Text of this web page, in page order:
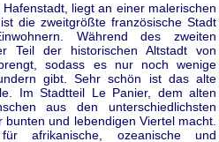
liegt an einer malerischen
die zweitgrößte französische Stadt
Während des zweiten
Teil der historischen Altstadt von
sodass es nur noch wenige
gibt. Sehr schön ist das alte
Im Stadtteil Le Panier, dem alten
aus den unterschiedlichsten
bunten und lebendigen Viertel macht.
afrikanische, ozeanische und